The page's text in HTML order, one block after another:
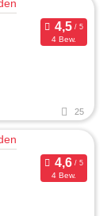
4 Bew.
25
4 Bew.